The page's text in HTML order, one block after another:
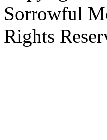
Sorrowful
Rights